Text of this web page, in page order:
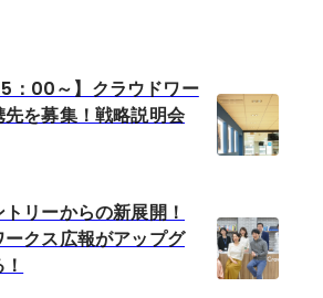
15：00～】クラウドワー
先を募集！戦略説明会
リーからの新展開！
ークス広報がアップグ